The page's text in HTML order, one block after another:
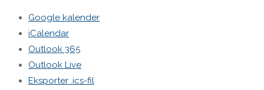
Google kalender
iCalendar
Outlook 365
Outlook Live
Eksporter .ics-fil